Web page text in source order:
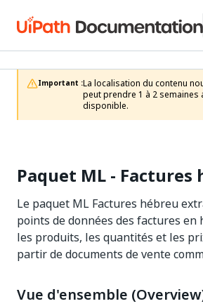
Important :La localisation du contenu
peut prendre 1 à 2 semaines
disponible.
Paquet ML - Factures
Le paquet ML Factures hébreu
points de données des factures
les produits, les quantités et les
partir de documents de vente
Vue d'ensemble